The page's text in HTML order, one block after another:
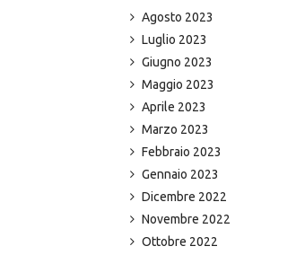
Agosto 2023
Luglio 2023
Giugno 2023
Maggio 2023
Aprile 2023
Marzo 2023
Febbraio 2023
Gennaio 2023
Dicembre 2022
Novembre 2022
Ottobre 2022